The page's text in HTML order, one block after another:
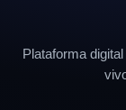
Plataforma